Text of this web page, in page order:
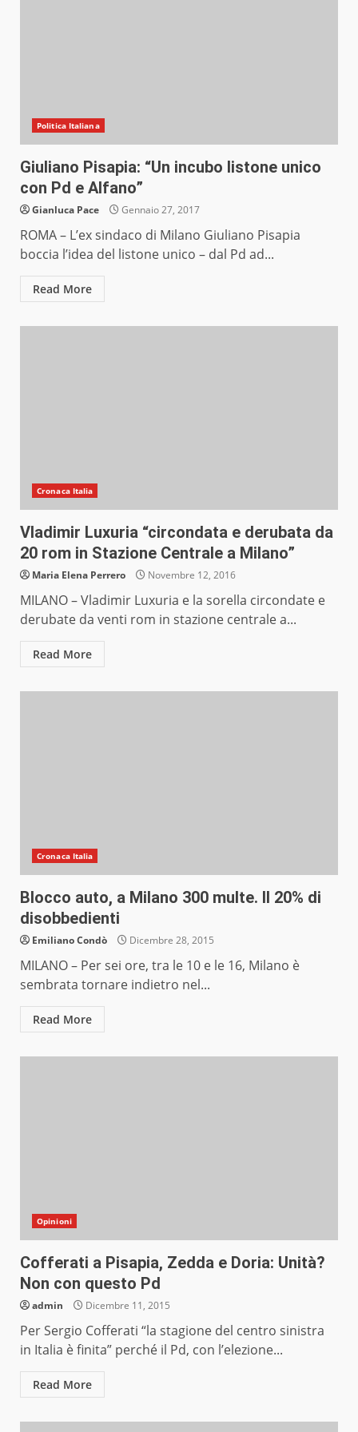
Politica Italiana
Giuliano Pisapia: “Un incubo listone unico
con Pd e Alfano”
Gianluca Pace Gennaio 27, 2017
ROMA – L’ex sindaco di Milano Giuliano Pisapia
boccia l’idea del listone unico – dal Pd ad...
Read More
Cronaca Italia
Vladimir Luxuria “circondata e derubata da
20 rom in Stazione Centrale a Milano”
Maria Elena Perrero Novembre 12, 2016
MILANO – Vladimir Luxuria e la sorella circondate e
derubate da venti rom in stazione centrale a...
Read More
Cronaca Italia
Blocco auto, a Milano 300 multe. Il 20% di
disobbedienti
Emiliano Condò Dicembre 28, 2015
MILANO – Per sei ore, tra le 10 e le 16, Milano è
sembrata tornare indietro nel...
Read More
Opinioni
Cofferati a Pisapia, Zedda e Doria: Unità?
Non con questo Pd
admin Dicembre 11, 2015
Per Sergio Cofferati “la stagione del centro sinistra
in Italia è finita” perché il Pd, con l’elezione...
Read More